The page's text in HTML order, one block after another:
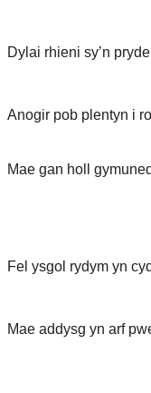
Dylai rhieni sy’n
Anogir pob plentyn i
Mae gan holl
Fel ysgol rydym yn
Mae addysg yn arf